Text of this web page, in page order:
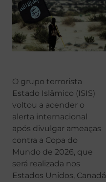
O grupo terrorista
Estado Islâmico (ISIS)
voltou a acender o
alerta internacional
após divulgar ameaças
contra a Copa do
Mundo de 2026, que
será realizada nos
Estados Unidos, Canadá